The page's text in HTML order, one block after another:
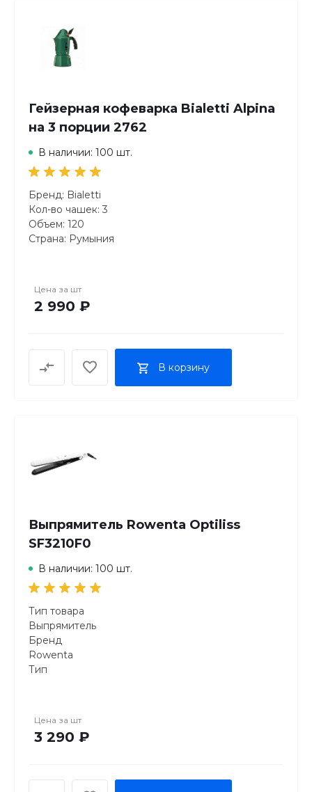
Гейзерная кофеварка Bialetti Alpina
на 3 порции 2762
В наличии: 100 шт.
Бренд: Bialetti
Кол-во чашек: 3
Объем: 120
Страна: Румыния
Цена за шт
2 990 ₽
В корзину
Выпрямитель Rowenta Optiliss
SF3210F0
В наличии: 100 шт.
Тип товара
Выпрямитель
Бренд
Rowenta
Тип
Управление
Электронное
Цена за шт
3 290 ₽